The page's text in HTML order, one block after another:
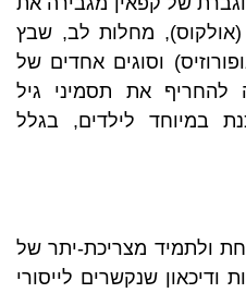
(אולקוס), מחלות לב, שבץ
וסוגים אחדים של
להחריף את תסמיני גיל
במיוחד לילדים, בגלל
ולתמיד מצריכת-יתר של
ודיכאון שנקשרים לייסורי